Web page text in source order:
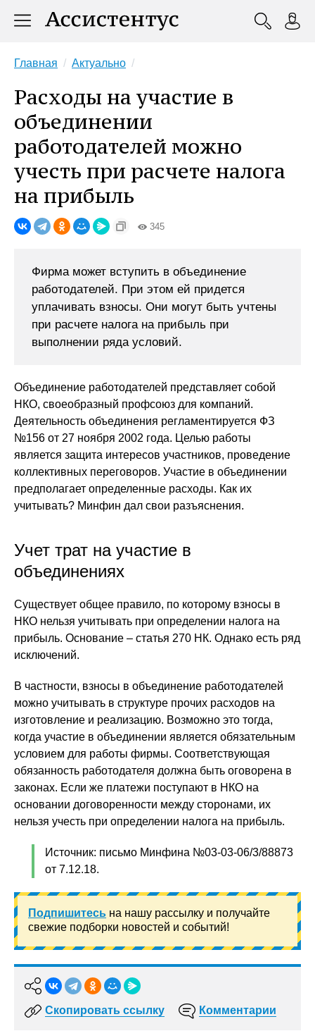
Главная Актуально
Расходы на участие в
объединении
работодателей можно
учесть при расчете налога
на прибыль
345
Фирма может вступить в объединение
работодателей. При этом ей придется
уплачивать взносы. Они могут быть учтены
при расчете налога на прибыль при
выполнении ряда условий.
Объединение работодателей представляет собой
НКО, своеобразный профсоюз для компаний.
Деятельность объединения регламентируется ФЗ
№156 от 27 ноября 2002 года. Целью работы
является защита интересов участников, проведение
коллективных переговоров. Участие в объединении
предполагает определенные расходы. Как их
учитывать? Минфин дал свои разъяснения.
Учет трат на участие в
объединениях
Существует общее правило, по которому взносы в
НКО нельзя учитывать при определении налога на
прибыль. Основание – статья 270 НК. Однако есть ряд
исключений.
В частности, взносы в объединение работодателей
можно учитывать в структуре прочих расходов на
изготовление и реализацию. Возможно это тогда,
когда участие в объединении является обязательным
условием для работы фирмы. Соответствующая
обязанность работодателя должна быть оговорена в
законах. Если же платежи поступают в НКО на
основании договоренности между сторонами, их
нельзя учесть при определении налога на прибыль.
Источник: письмо Минфина №03-03-06/3/88873
от 7.12.18.
Подпишитесь на нашу рассылку и получайте
свежие подборки новостей и событий!
Скопировать ссылку Комментарии